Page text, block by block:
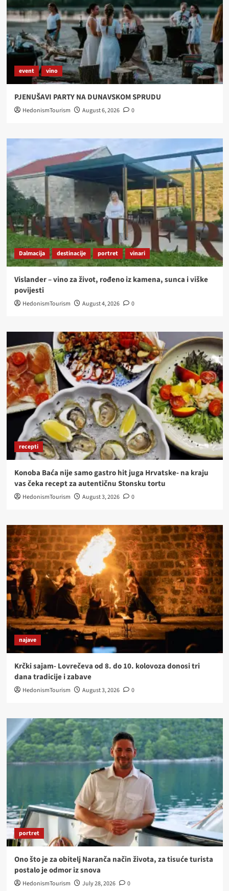
event vino
PJENUŠAVI PARTY NA DUNAVSKOM SPRUDU
HedonismTourism August 6, 2026 0
Dalmacija destinacije portret vinari
Vislander – vino za život, rođeno iz kamena, sunca i viške
povijesti
HedonismTourism August 4, 2026 0
recepti
Konoba Baća nije samo gastro hit juga Hrvatske- na kraju
vas čeka recept za autentičnu Stonsku tortu
HedonismTourism August 3, 2026 0
najave
Krčki sajam- Lovrečeva od 8. do 10. kolovoza donosi tri
dana tradicije i zabave
HedonismTourism August 3, 2026 0
portret
Ono što je za obitelj Naranča način života, za tisuće turista
postalo je odmor iz snova
HedonismTourism July 28, 2026 0